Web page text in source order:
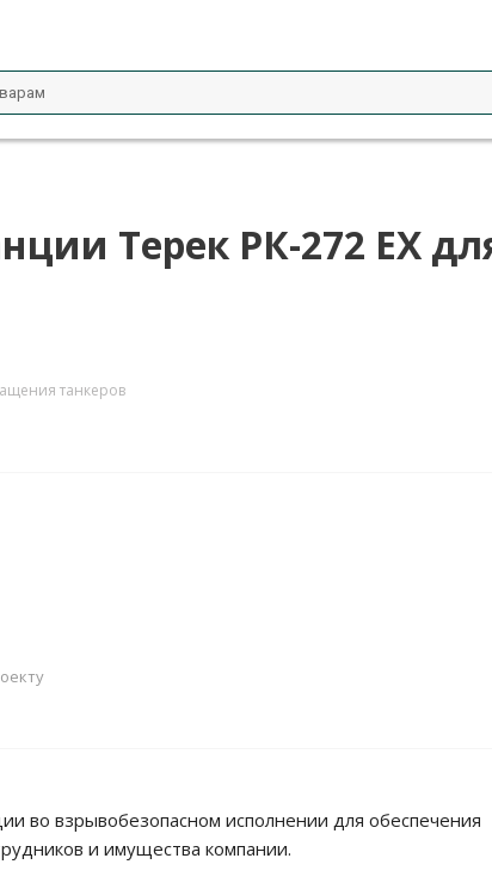
Терек РК-272 EX
танкеров
во взрывобезопасном исполнении для обеспечения
и имущества компании.